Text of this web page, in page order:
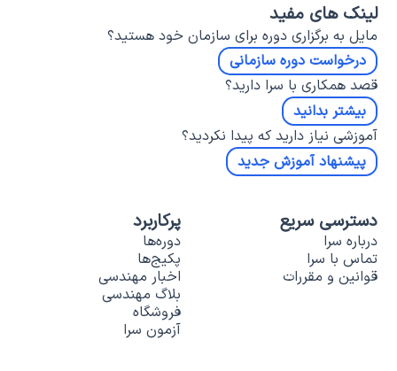
لینک های مفید
مایل به برگزاری دوره برای سازمان خود هستید؟
درخواست دوره سازمانی
قصد همکاری با سرا دارید؟
بیشتر بدانید
آموزشی نیاز دارید که پیدا نکردید؟
پیشنهاد آموزش جدید
دسترسی سریع
درباره سرا
تماس با سرا
قوانین و مقررات
پرکاربرد
دوره‌ها
پکیج‌ها
اخبار مهندسی
بلاگ مهندسی
فروشگاه
آزمون سرا